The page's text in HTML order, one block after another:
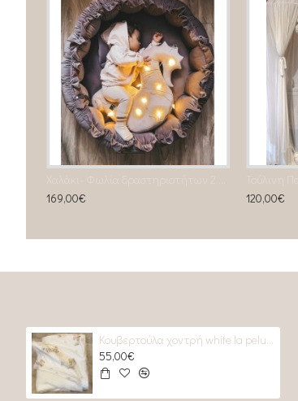
169,00€
120,00€
Κουβερτούλα χοντρή white la peluche
55,00€